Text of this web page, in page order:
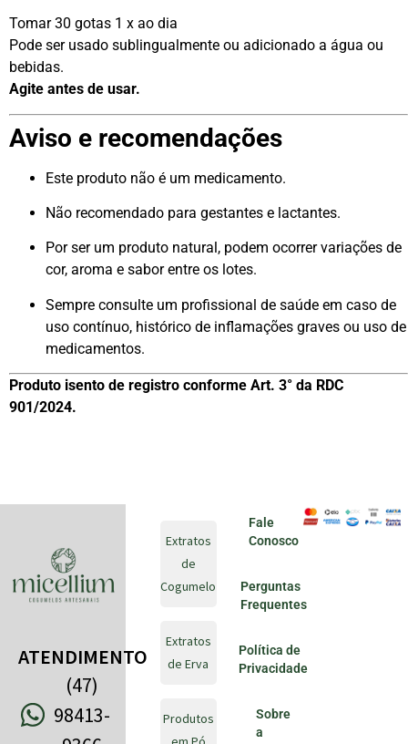
Tomar 30 gotas 1 x ao dia
Pode ser usado sublingualmente ou adicionado a água ou
bebidas.
Agite antes de usar.
Aviso e recomendações
Este produto não é um medicamento.
Não recomendado para gestantes e lactantes.
Por ser um produto natural, podem ocorrer variações de
cor, aroma e sabor entre os lotes.
Sempre consulte um profissional de saúde em caso de
uso contínuo, histórico de inflamações graves ou uso de
medicamentos.
Produto isento de registro conforme Art. 3° da RDC
901/2024.
ATENDIMENTO
(47)
98413-
Extratos
de
Cogumelo
Extratos
de Erva
Produtos
Fale
Conosco
Perguntas
Frequentes
Política de
Privacidade
Sobre
a